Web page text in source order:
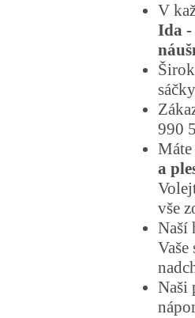
V
Ida -
990
a
vše
Naší
Naši